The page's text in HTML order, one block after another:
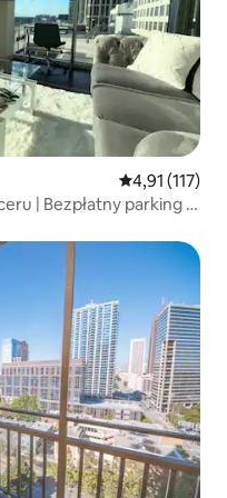
Średnia
4,91 (117)
| Bezpłatny parking |